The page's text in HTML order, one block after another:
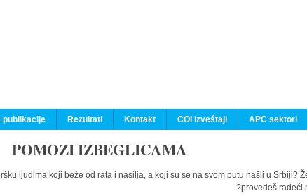
APC sektori
COI izveštaji
Kontakt
Rezultati
publikacije
POMOZI IZBEGLICAMA
ljudima koji beže od rata i nasilja, a koji su se na svom putu našli u Srbiji?
provedeš radeći